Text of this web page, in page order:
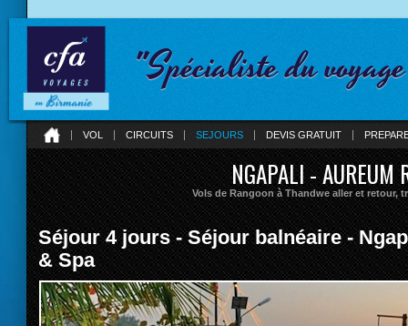
"Spécialiste du
VOL CIRCUITS SEJOURS DEVIS GRATUIT
NGAPALI - AUREUM
Vols de Rangoon à Thandwe aller et retour,
Séjour 4 jours - Séjour balnéaire -
& Spa